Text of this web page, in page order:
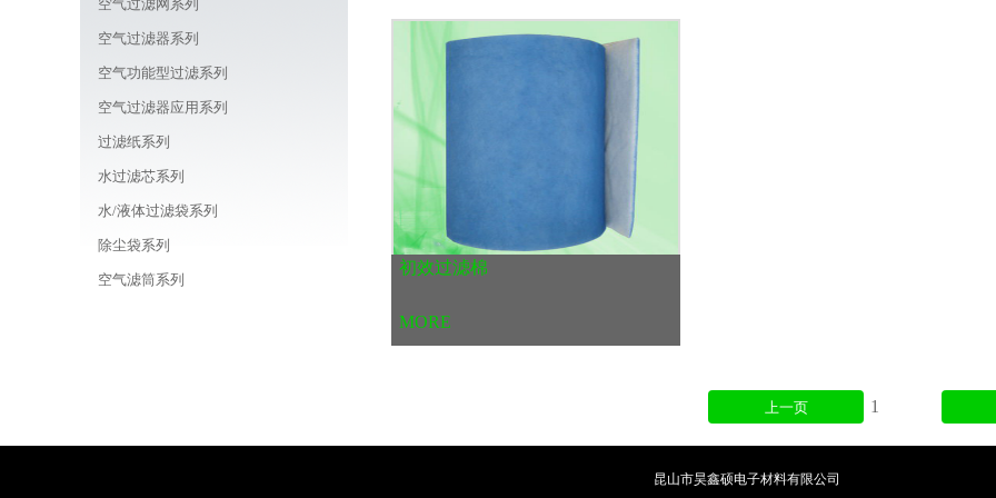
空气过滤网系列
空气过滤器系列
空气功能型过滤系列
空气过滤器应用系列
过滤纸系列
水过滤芯系列
水/液体过滤袋系列
除尘袋系列
空气滤筒系列
初效过滤棉
MORE
上一页 1
昆山市昊鑫硕电子材料有限公司